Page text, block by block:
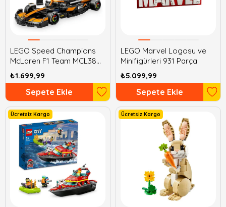
LEGO Speed Champions
McLaren F1 Team MCL38
Yarış Arabası 269 Parça
₺1.699,99
Sepete Ekle
LEGO Marvel Logosu ve
Minifigürleri 931 Parça
₺5.099,99
Sepete Ekle
Ücretsiz Kargo Ücretsiz Kargo